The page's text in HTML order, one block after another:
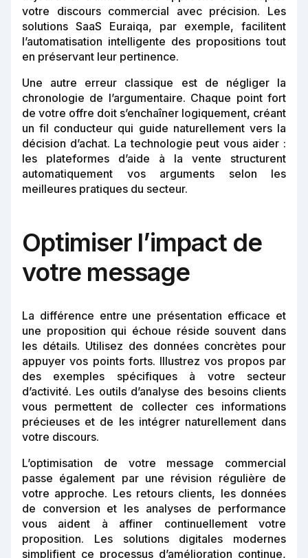
votre discours commercial avec précision. Les
solutions SaaS Euraiqa, par exemple, facilitent
l’automatisation intelligente des propositions tout
en préservant leur pertinence.
Une autre erreur classique est de négliger la
chronologie de l’argumentaire. Chaque point fort
de votre offre doit s’enchaîner logiquement, créant
un fil conducteur qui guide naturellement vers la
décision d’achat. La technologie peut vous aider :
les plateformes d’aide à la vente structurent
automatiquement vos arguments selon les
meilleures pratiques du secteur.
Optimiser l’impact de
votre message
La différence entre une présentation efficace et
une proposition qui échoue réside souvent dans
les détails. Utilisez des données concrètes pour
appuyer vos points forts. Illustrez vos propos par
des exemples spécifiques à votre secteur
d’activité. Les outils d’analyse des besoins clients
vous permettent de collecter ces informations
précieuses et de les intégrer naturellement dans
votre discours.
L’optimisation de votre message commercial
passe également par une révision régulière de
votre approche. Les retours clients, les données
de conversion et les analyses de performance
vous aident à affiner continuellement votre
proposition. Les solutions digitales modernes
simplifient ce processus d’amélioration continue,